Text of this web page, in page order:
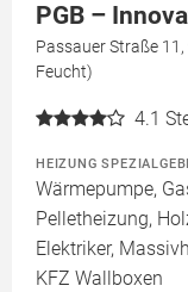
PGB –
Passauer Straße
Feucht)
4.1
HEIZUNG
Wärmepumpe,
Pelletheizung,
Elektriker,
KFZ Wallboxen